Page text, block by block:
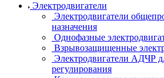
Электродвигатели
Электродвигатели
назначения
Однофазные
Взрывозащищенные
Электродвигатели АДЧР
регулирования